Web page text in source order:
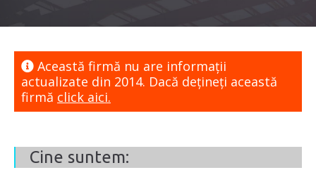
Această firmă nu are informaţii
actualizate din 2014. Dacă dețineți această
firmă click aici.
Cine suntem: